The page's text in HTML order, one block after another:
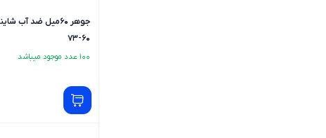
73-60
100 عدد موجود میباشد